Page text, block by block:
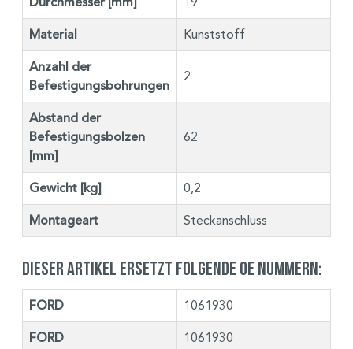
Material Kunststoff
Anzahl der
Befestigungsbohrungen
2
Abstand der
Befestigungsbolzen
[mm]
62
Gewicht [kg] 0,2
Montageart Steckanschluss
Dieser Artikel ersetzt folgende OE Nummern:
FORD 1061930
FORD 1061930